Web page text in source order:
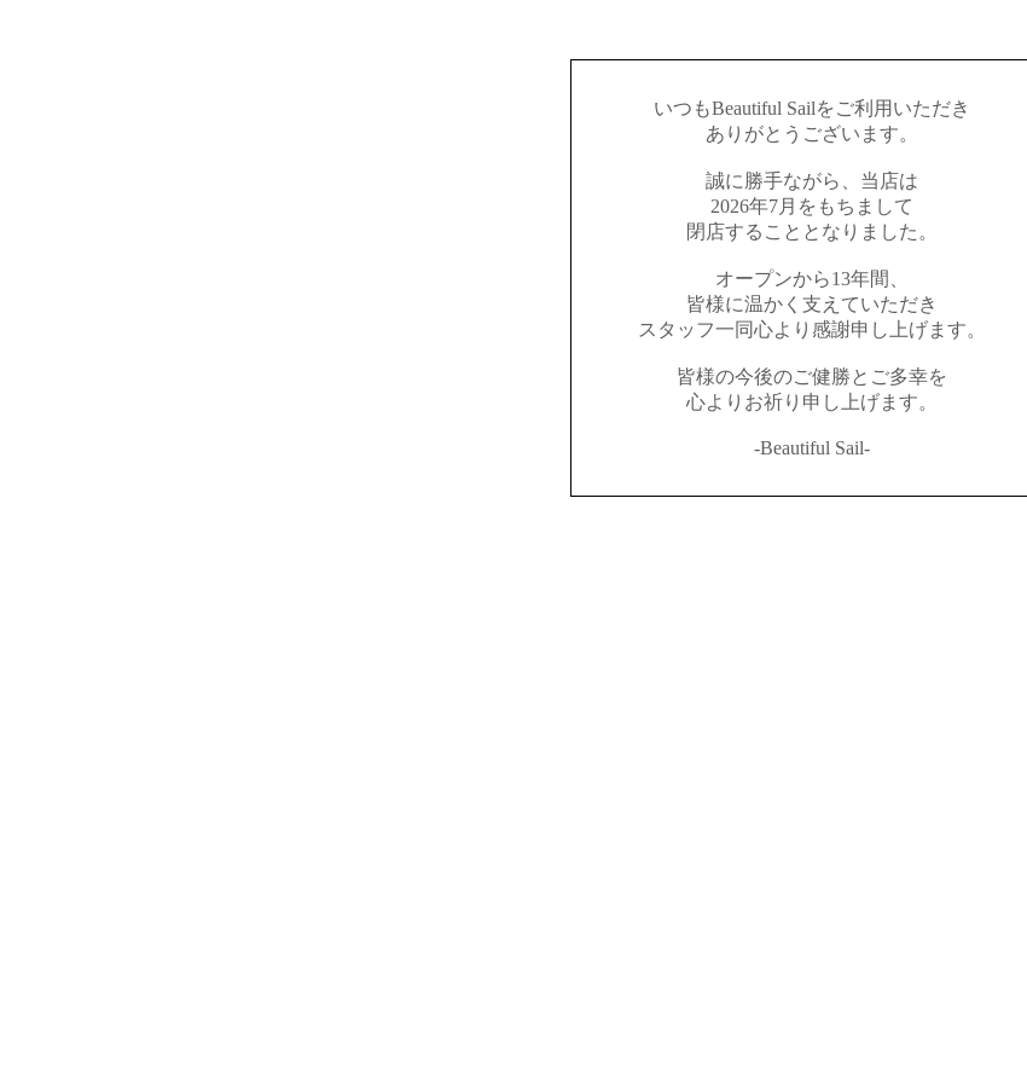
いつもBeautiful Sailをご利用いただき
ありがとうございます。
誠に勝手ながら、当店は
2026年7月をもちまして
閉店することとなりました。
オープンから13年間、
皆様に温かく支えていただき
スタッフ一同心より感謝申し上げます。
皆様の今後のご健勝とご多幸を
心よりお祈り申し上げます。
-Beautiful Sail-